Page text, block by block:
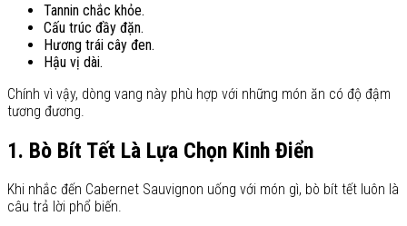
Tannin chắc khỏe.
Cấu trúc đầy đặn.
Hương trái cây đen.
Hậu vị dài.
Chính vì vậy, dòng vang này phù hợp với những món ăn có độ đậm
tương đương.
1. Bò Bít Tết Là Lựa Chọn Kinh Điển
Khi nhắc đến Cabernet Sauvignon uống với món gì, bò bít tết luôn là
câu trả lời phổ biến.